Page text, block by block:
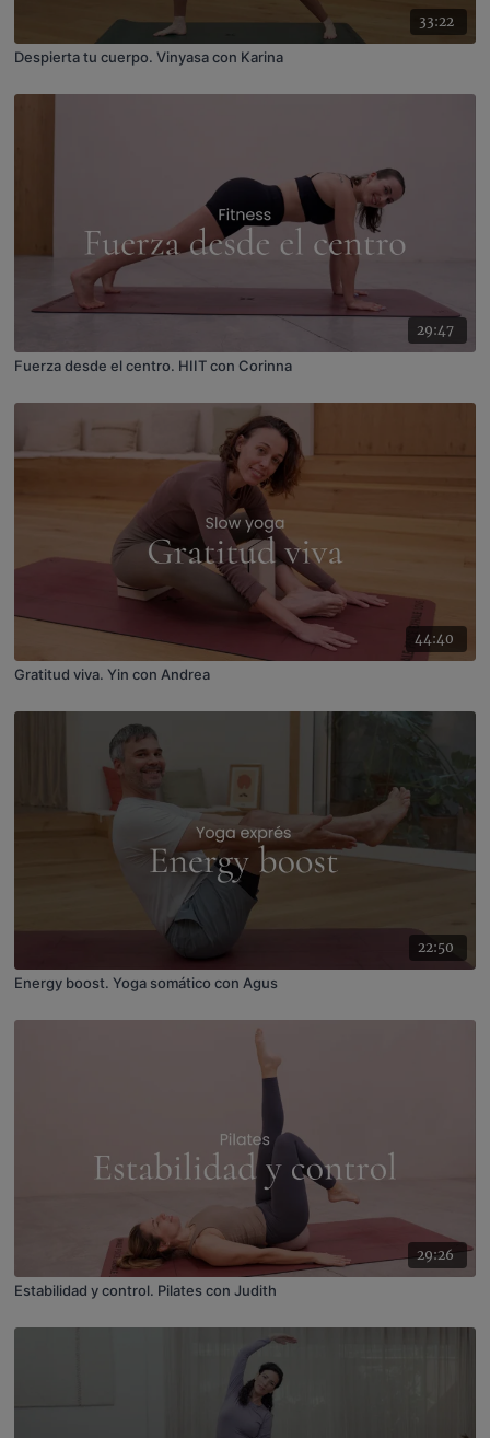
33:22
Despierta tu cuerpo. Vinyasa con Karina
29:47
Fuerza desde el centro. HIIT con Corinna
44:40
Gratitud viva. Yin con Andrea
22:50
Energy boost. Yoga somático con Agus
29:26
Estabilidad y control. Pilates con Judith